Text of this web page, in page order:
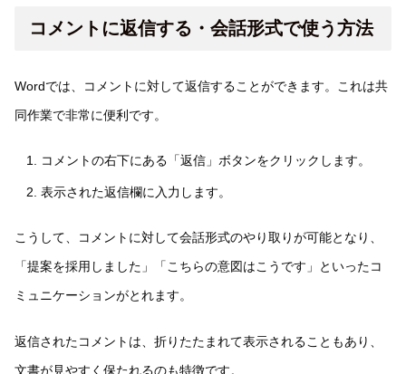
コメントに返信する・会話形式で使う方法
Wordでは、コメントに対して返信することができます。これは共
同作業で非常に便利です。
コメントの右下にある「返信」ボタンをクリックします。
表示された返信欄に入力します。
こうして、コメントに対して会話形式のやり取りが可能となり、
「提案を採用しました」「こちらの意図はこうです」といったコ
ミュニケーションがとれます。
返信されたコメントは、折りたたまれて表示されることもあり、
文書が見やすく保たれるのも特徴です。